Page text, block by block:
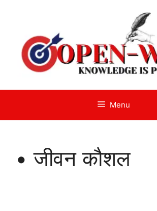
Menu
• जीवन कौशल